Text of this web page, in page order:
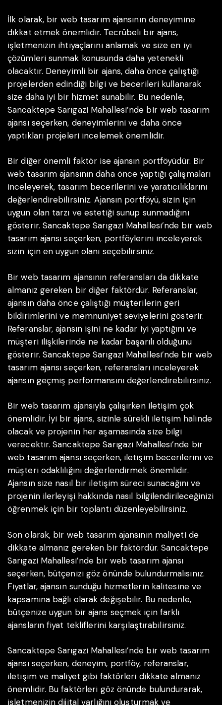
İlk olarak, bir web tasarım ajansının deneyimine
dikkat etmek önemlidir. Tecrübeli bir ajans,
işletmenizin ihtiyaçlarını anlamak ve size en iyi
çözümleri sunmak konusunda daha yetenekli
olacaktır. Deneyimli bir ajans, daha önce çalıştığı
projelerden edindiği bilgi ve becerileri kullanarak
size daha iyi bir hizmet sunabilir. Bu nedenle,
Sancaktepe Sarıgazi Mahallesi’nde bir web tasarım
ajansı seçerken, deneyimlerini ve daha önce
yaptıkları projeleri incelemek önemlidir.
Bir diğer önemli faktör ise ajansın portföyüdür. Bir
web tasarım ajansının daha önce yaptığı çalışmaları
inceleyerek, tasarım becerilerini ve yaratıcılıklarını
değerlendirebilirsiniz. Ajansın portföyü, sizin için
uygun olan tarzı ve estetiği sunup sunmadığını
gösterir. Sancaktepe Sarıgazi Mahallesi’nde bir web
tasarım ajansı seçerken, portföylerini inceleyerek
sizin için en uygun olanı seçebilirsiniz.
Bir web tasarım ajansının referansları da dikkate
almanız gereken bir diğer faktördür. Referanslar,
ajansın daha önce çalıştığı müşterilerin geri
bildirimlerini ve memnuniyet seviyelerini gösterir.
Referanslar, ajansın işini ne kadar iyi yaptığını ve
müşteri ilişkilerinde ne kadar başarılı olduğunu
gösterir. Sancaktepe Sarıgazi Mahallesi’nde bir web
tasarım ajansı seçerken, referansları inceleyerek
ajansın geçmiş performansını değerlendirebilirsiniz.
Bir web tasarım ajansıyla çalışırken iletişim çok
önemlidir. İyi bir ajans, sizinle sürekli iletişim halinde
olacak ve projenin her aşamasında size bilgi
verecektir. Sancaktepe Sarıgazi Mahallesi’nde bir
web tasarım ajansı seçerken, iletişim becerilerini ve
müşteri odaklılığını değerlendirmek önemlidir.
Ajansın size nasıl bir iletişim süreci sunacağını ve
projenin ilerleyişi hakkında nasıl bilgilendirileceğinizi
öğrenmek için bir toplantı düzenleyebilirsiniz.
Son olarak, bir web tasarım ajansının maliyeti de
dikkate almanız gereken bir faktördür. Sancaktepe
Sarıgazi Mahallesi’nde bir web tasarım ajansı
seçerken, bütçenizi göz önünde bulundurmalısınız.
Fiyatlar, ajansın sunduğu hizmetlerin kalitesine ve
kapsamına bağlı olarak değişebilir. Bu nedenle,
bütçenize uygun bir ajans seçmek için farklı
ajansların fiyat tekliflerini karşılaştırabilirsiniz.
Sancaktepe Sarıgazi Mahallesi’nde bir web tasarım
ajansı seçerken, deneyim, portföy, referanslar,
iletişim ve maliyet gibi faktörleri dikkate almanız
önemlidir. Bu faktörleri göz önünde bulundurarak,
işletmenizin dijital varlığını oluşturmak ve